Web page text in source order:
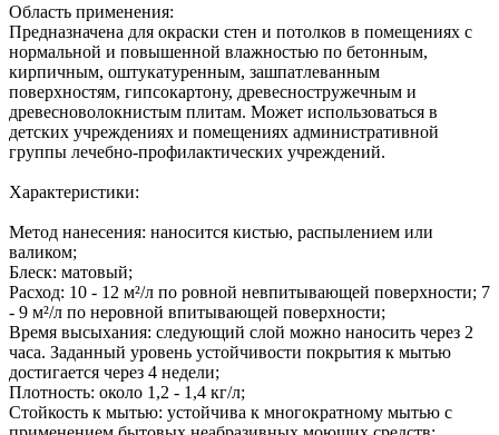
Область применения:
Предназначена для окраски стен и потолков в помещениях с
нормальной и повышенной влажностью по бетонным,
кирпичным, оштукатуренным, зашпатлеванным
поверхностям, гипсокартону, древесностружечным и
древесноволокнистым плитам. Может использоваться в
детских учреждениях и помещениях административной
группы лечебно-профилактических учреждений.
Характеристики:
Метод нанесения: наносится кистью, распылением или
валиком;
Блеск: матовый;
Расход: 10 - 12 м²/л по ровной невпитывающей поверхности; 7
- 9 м²/л по неровной впитывающей поверхности;
Время высыхания: следующий слой можно наносить через 2
часа. Заданный уровень устойчивости покрытия к мытью
достигается через 4 недели;
Плотность: около 1,2 - 1,4 кг/л;
Стойкость к мытью: устойчива к многократному мытью с